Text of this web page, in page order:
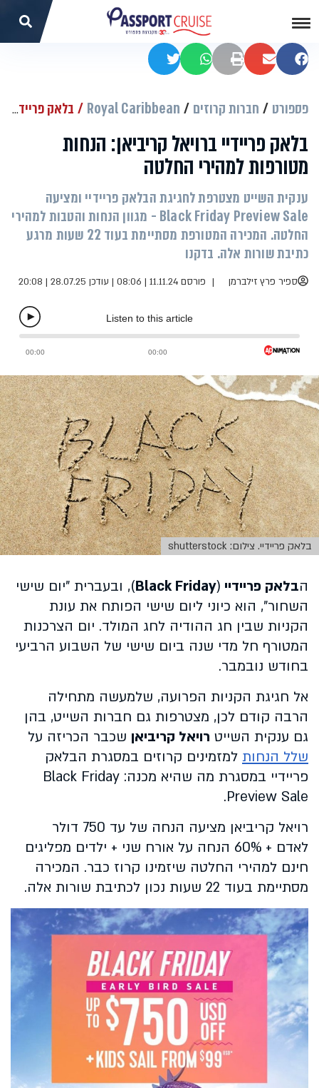
שתפו בפייסבוק
שתפו במיילהדפסהשתפו בוואטסאפשתפו בטוויטר
פספורט חברות קרוזים Royal Caribbean בלאק פריידיי ברויאל קריביאן: הנחות מטורפות למהירי החלטה
בלאק פריידיי ברויאל קריביאן: הנחות
מטורפות למהירי החלטה
ענקית השייט מצטרפת לחגיגת הבלאק פריידיי ומציעה
Black Friday Preview Sale - מגוון הנחות והטבות למהירי
החלטה. המכירה המטורפת מסתיימת בעוד 22 שעות מרגע
כתיבת שורות אלה. בדקנו
ספיר פרץ זילברמן פורסם 11.11.24 | 08:06 | עודכן 28.07.25 | 20:08
בלאק פריידיי. צילום: shutterstock
הבלאק פריידיי (
Black Friday), ובעברית "יום שישי
השחור", הוא כיוני ליום שישי הפותח את עונת
הקניות שבין חג ההודיה לחג המולד. יום הצרכנות
המטורף חל מדי שנה ביום שישי של השבוע הרביעי
בחודש נובמבר.
אל חגיגת הקניות הפרועה, שלמעשה מתחילה
הרבה קודם לכן, מצטרפות גם חברות השייט, בהן
גם ענקית השייט רויאל קריביאן שכבר הכריזה על
שלל הנחות למזמינים קרוזים במסגרת הבלאק
פריידיי במסגרת מה שהיא מכנה: Black Friday
Preview Sale.
רויאל קריביאן מציעה הנחה של עד 750 דולר
לאדם + 60% הנחה על אורח שני + ילדים מפליגים
חינם למהירי החלטה שיזמינו קרוז כבר. המכירה
מסתיימת בעוד 22 שעות נכון לכתיבת שורות אלה.